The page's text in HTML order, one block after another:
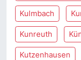
Kulmbach
Kunreuth
Kutzenhausen